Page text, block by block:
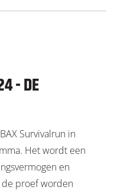
- DE
Survivalrun in
Het wordt een
en
de proef worden